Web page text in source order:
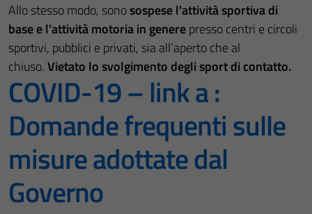
Allo stesso modo, sonosospese l'attività sportiva di
base e l'attività motoria in generepresso centri e circoli
sportivi, pubblici e privati, sia all’aperto che al
chiuso.Vietato lo svolgimento degli sport di contatto.
COVID-19 – link a :
Domande frequenti sulle
misure adottate dal
Governo